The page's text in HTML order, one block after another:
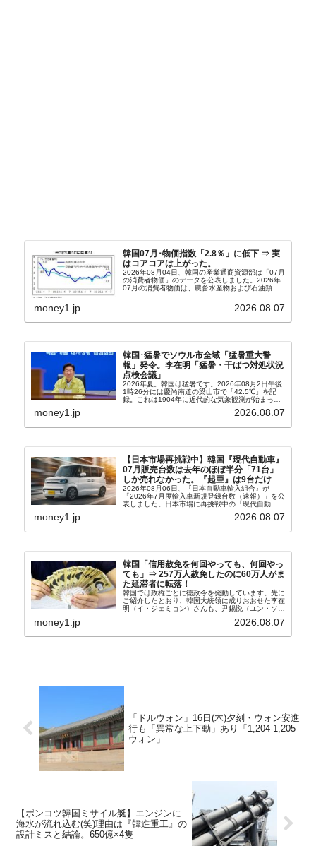
韓国07月･物価指数「2.8％」に低下 ⇒ 実
はコアコアは上がった。
2026年08月04日、韓国の産業通商資源部は「07月
の消費者物価」のデータを公表しました。2026年
07月の消費者物価は、農畜水産物および石油類の
2.8％上昇（06月は3.2％）となり、上昇率は前...
money1.jp 2026.08.07
韓国･猛暑でソウル市全域「猛暑重大警
報」発令。李在明「猛暑・干ばつ対処状況
点検会議」
2026年夏。韓国は猛暑です。2026年08月2日午後
1時26分には慶尚南道の梁山市で「42.5℃」を記
録。これは1904年に近代的な気象観測が始まって
ウル市全域への「猛暑重大警報」が発令され...
money1.jp 2026.08.07
【日本市場再挑戦中】韓国『現代自動車』
07月販売台数は去年のほぼ半分「71台」
しか売れなかった。『起亜』は9台だけ
2026年08月06日、『日本自動車輸入組合』が
「2026年7月度輸入車新規登録台数（速報）」を公
表しました。日本市場に再挑戦中の『現代自動
台数はこの中に捉えられているはずです。先月から
money1.jp 2026.08.07
韓国「信用赦免を何回やっても、何回やっ
ても」⇒ 257万人赦免したのに60万人がま
た延滞者に転落！
韓国では政権ごとに徳政令を発動しています。先に
ご紹介したとおり、韓国大統領に成りおおせた李在
明（イ・ジェミョン）さんも、尹錫悦（ユン・ソギ
バンクにして不良債権の買い取りを行い、分割償還
money1.jp 2026.08.07
「ドルウォン」16日(木)夕刻・ウォン安進
行も「異常な上下動」あり「1,204-1,205
ウォン」
【ポンコツ韓国ミサイル艇】エンジンに
海水が流れ込む(笑)理由は『韓進重工』の
設計ミスと結論。650億×4隻